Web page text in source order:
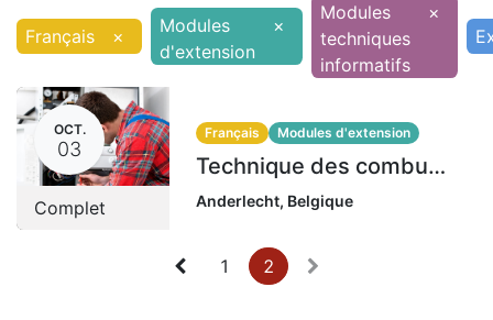
Français ×
Modules
d'extension
×
Modules
techniques
informatifs
×
OCT.
03
Complet
Français Modules d'extension
Technique des combustibles gazeux GI | 3-7-9-10-15 octobre 2024
Anderlecht, Belgique
1 2